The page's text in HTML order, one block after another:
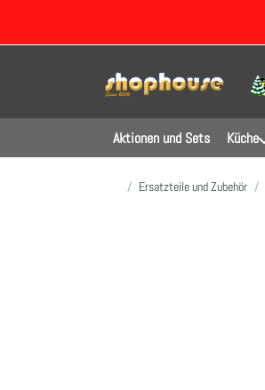
Aktionen und Sets Küche
Startseite
Ersatzteile und Zubehör